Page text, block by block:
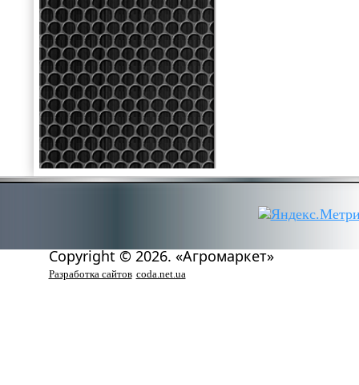
Copyright © 2026. «Агромаркет»
Разработка сайтов coda.net.ua